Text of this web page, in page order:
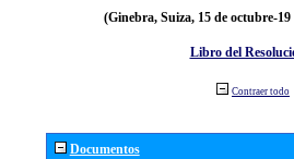
(Ginebra, Suiza, 15 de octubre-19
Libro del
Contraer todo
Documentos